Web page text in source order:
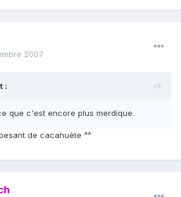
2007
:
que c'est encore plus merdique.
de cacahuète ^^